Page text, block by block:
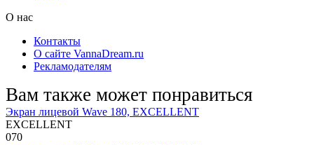
О нас
Контакты
О сайте VannaDream.ru
Рекламодателям
Вам также может понравиться
Экран лицевой Wave 180, EXCELLENT
EXCELLENT
070